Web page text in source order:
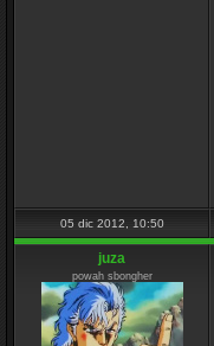
05 dic 2012, 10:50
juza
powah sbongher